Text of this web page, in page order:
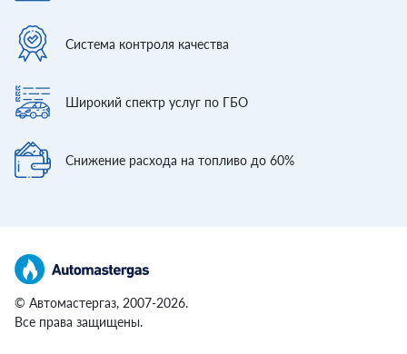
Система контроля качества
Широкий спектр услуг по ГБО
Снижение расхода на топливо до 60%
© Автомастергаз, 2007-2026.
Все права защищены.